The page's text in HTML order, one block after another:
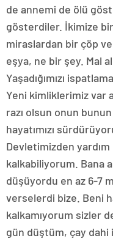
de annemi de ölü
gösterdiler. İkimize
miraslardan bir çöp
eşya, ne bir şey. Mal
Yaşadığımızı
Yeni kimliklerimiz var
razı olsun onun
hayatımızı
Devletimizden
kalkabiliyorum. Bana
düşüyordu en az 6-7
verselerdi bize. Beni
kalkamıyorum sizler
gün düştüm, çay